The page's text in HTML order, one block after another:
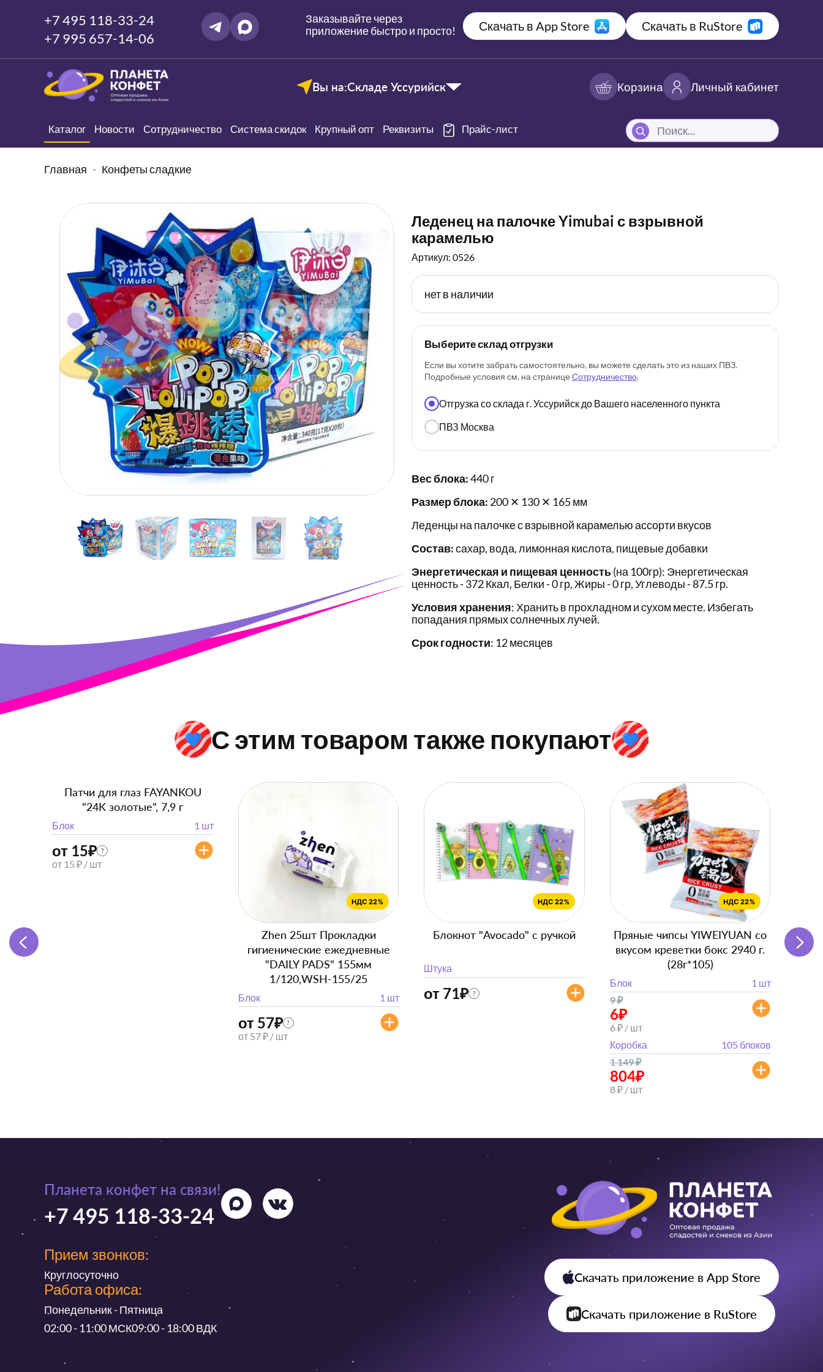
+7 495 118-33-24
+7 995 657-14-06
Заказывайте через
приложение быстро и просто!
Скачать в App Store Скачать в RuStore
Вы на:Складе Уссурийск Корзина Личный кабинет
Каталог Новости Сотрудничество Система скидок Крупный опт Реквизиты Прайс-лист
Главная Конфеты сладкие
Леденец на палочке Yimubai с взрывной
карамелью
Артикул: 0526
нет в наличии
Выберите склад отгрузки
Если вы хотите забрать самостоятельно, вы можете сделать это из наших ПВЗ.
Подробные условия см. на странице Сотрудничество.
Отгрузка со склада г. Уссурийск до Вашего населенного пункта
ПВЗ Москва
Вес блока:440 г
Размер блока: 200 ✕ 130 ✕ 165 мм
Леденцы на палочке с взрывной карамелью ассорти вкусов
Состав:сахар, вода, лимонная кислота, пищевые добавки
Энергетическая и пищевая ценность(на 100гр): Энергетическая
ценность - 372 Ккал, Белки - 0 гр, Жиры - 0 гр, Углеводы - 87.5 гр.
Условия хранения: Хранить в прохладном и сухом месте. Избегать
попадания прямых солнечных лучей.
Срок годности: 12 месяцев
С этим товаром также покупают
Патчи для глаз FAYANKOU
"24K золотые", 7,9 г
Блок 1 шт
от 15₽ ?
от 15 ₽ / шт
Zhen 25шт Прокладки
гигиенические ежедневные
"DAILY PADS" 155мм
1/120,WSH-155/25
Блок 1 шт
от 57₽ ?
от 57 ₽ / шт
Блокнот "Avocado" с ручкой
Штука
от 71₽ ?
Пряные чипсы YIWEIYUAN со
вкусом креветки бокс 2940 г.
(28г*105)
Блок
1 шт
9₽
6₽
6 ₽ / шт
Коробка
105 блоков
1 149₽
804₽
8 ₽ / шт
Планета конфет на связи!
+7 495 118-33-24
Прием звонков:
Круглосуточно
Работа офиса:
Понедельник - Пятница
02:00 - 11:00 МСК09:00 - 18:00 ВДК
Скачать приложение в App Store
Скачать приложение в RuStore